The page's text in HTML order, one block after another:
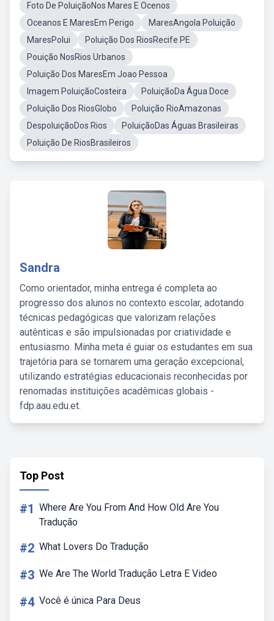
Foto De PoluiçãoNos Mares E Ocenos
Oceanos E MaresEm Perigo
MaresAngola Poluição
MaresPolui
Poluição Dos RiosRecife PE
Pouição NosRios Urbanos
Poluição Dos MaresEm Joao Pessoa
Imagem PoluiçãoCosteira
PoluiçãoDa Água Doce
Poluição Dos RiosGlobo
Poluição RioAmazonas
DespoluiçãoDos Rios
PoluiçãoDas Águas Brasileiras
Poluição De RiosBrasileiros
Sandra
Como orientador, minha entrega é completa ao
progresso dos alunos no contexto escolar, adotando
técnicas pedagógicas que valorizam relações
autênticas e são impulsionadas por criatividade e
entusiasmo. Minha meta é guiar os estudantes em sua
trajetória para se tornarem uma geração excepcional,
utilizando estratégias educacionais reconhecidas por
renomadas instituições acadêmicas globais -
fdp.aau.edu.et.
Top Post
#1 Where Are You From And How Old Are You
Tradução
#2 What Lovers Do Tradução
#3 We Are The World Tradução Letra E Video
#4 Você é única Para Deus